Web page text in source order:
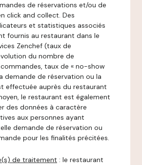
de réservations et/ou de
click and collect. Des
et statistiques associés
fournis au restaurant dans le
Zenchef (taux de
du nombre de
taux de « no-show
demande de réservation ou la
effectuée auprès du restaurant
le restaurant est également
des données à caractère
aux personnes ayant
demande de réservation ou
pour les finalités précitées.
de traitement : le restaurant